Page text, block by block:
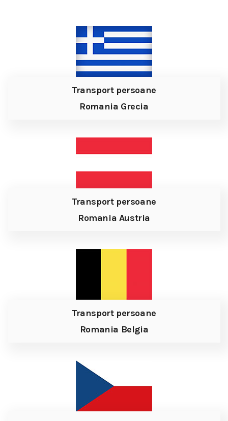
Transport persoane
Romania Grecia
Transport persoane
Romania Austria
Transport persoane
Romania Belgia